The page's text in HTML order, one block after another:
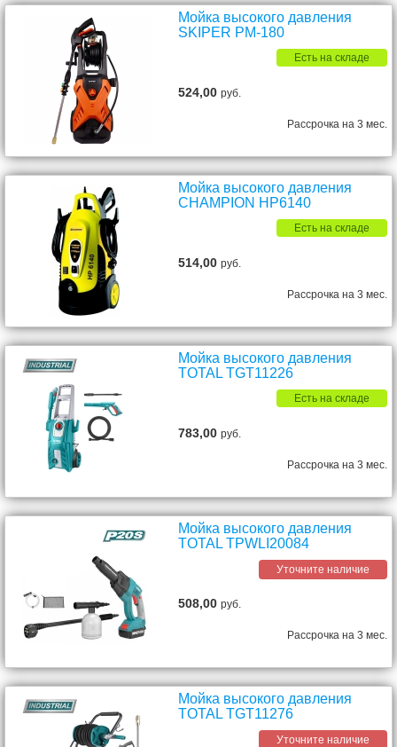
Мойка высокого давления
SKIPER PM-180
Есть на складе
524,00руб.
Рассрочка на 3 мес.
Мойка высокого давления
CHAMPION HP6140
Есть на складе
514,00руб.
Рассрочка на 3 мес.
Мойка высокого давления
TOTAL TGT11226
Есть на складе
783,00руб.
Рассрочка на 3 мес.
Мойка высокого давления
TOTAL TPWLI20084
Уточните наличие
508,00руб.
Рассрочка на 3 мес.
Мойка высокого давления
TOTAL TGT11276
Уточните наличие